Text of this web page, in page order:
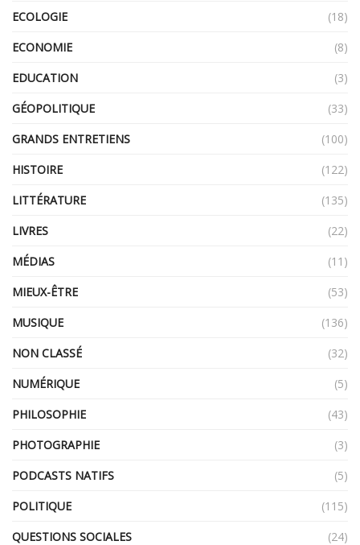
ECOLOGIE
(18)
ECONOMIE
(8)
EDUCATION
(3)
GÉOPOLITIQUE
(33)
GRANDS ENTRETIENS
(100)
HISTOIRE
(122)
LITTÉRATURE
(135)
LIVRES
(22)
MÉDIAS
(11)
MIEUX-ÊTRE
(53)
MUSIQUE
(136)
NON CLASSÉ
(32)
NUMÉRIQUE
(5)
PHILOSOPHIE
(43)
PHOTOGRAPHIE
(3)
PODCASTS NATIFS
(5)
POLITIQUE
(115)
QUESTIONS SOCIALES
(24)